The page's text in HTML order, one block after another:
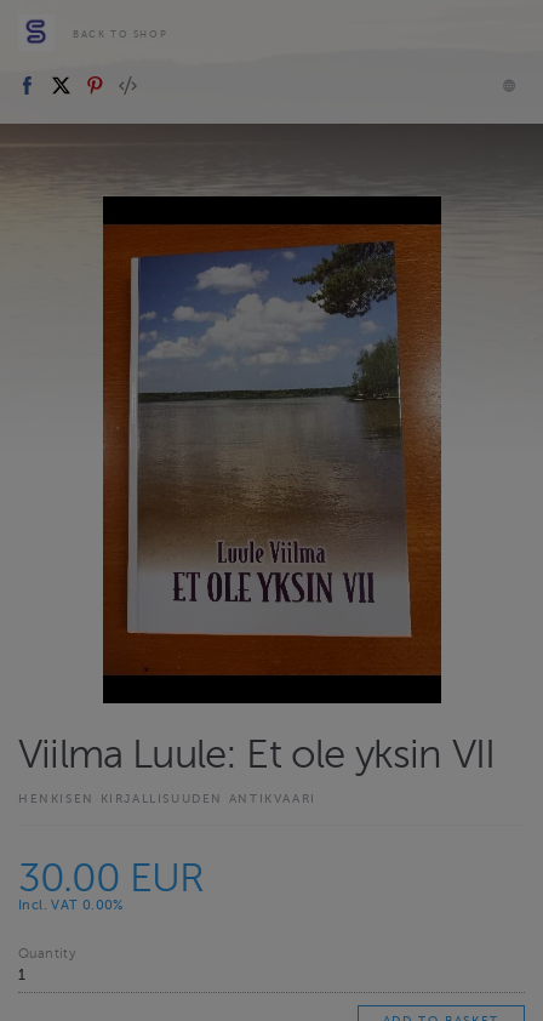
BACK TO SHOP
Viilma Luule: Et ole yksin VII
HENKISEN KIRJALLISUUDEN ANTIKVAARI
30.00 EUR
Incl. VAT 0.00%
Quantity